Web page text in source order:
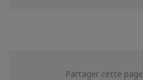
Partager cette page